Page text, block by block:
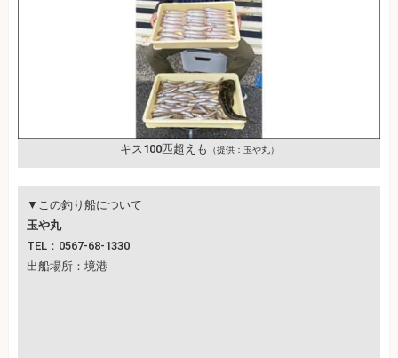
キス100匹超えも （提供：玉や丸）
▼この釣り船について
玉や丸
TEL：0567-68-1330
出船場所：境港